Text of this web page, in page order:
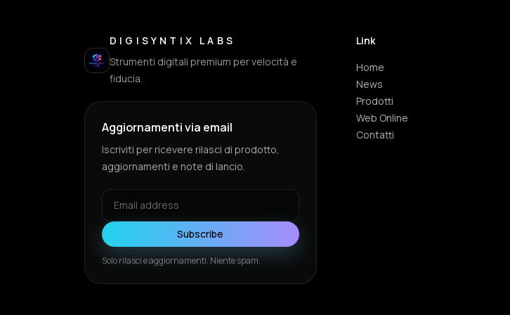
DIGISYNTIX LABS
Strumenti digitali premium per velocità e
fiducia.
Aggiornamenti via email
Iscriviti per ricevere rilasci di prodotto,
aggiornamenti e note di lancio.
Subscribe
Solo rilasci e aggiornamenti. Niente spam.
Link
Home
News
Prodotti
Web Online
Contatti